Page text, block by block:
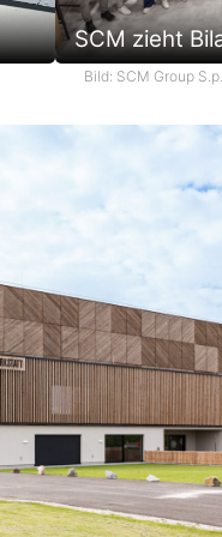
SCM zieht
Bild: SCM Group